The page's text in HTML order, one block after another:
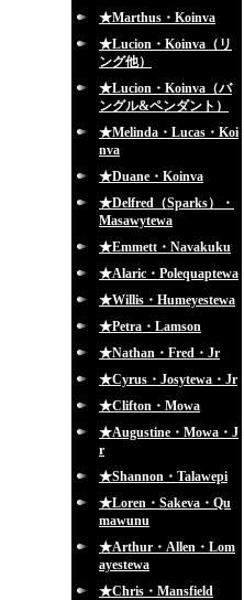
★Marthus・Koinva
★Lucion・Koinva（リ
ング他）
★Lucion・Koinva（バ
ングル&ペンダント）
★Melinda・Lucas・Koi
nva
★Duane・Koinva
★Delfred（Sparks）・
Masawytewa
★Emmett・Navakuku
★Alaric・Polequaptewa
★Willis・Humeyestewa
★Petra・Lamson
★Nathan・Fred・Jr
★Cyrus・Josytewa・Jr
★Clifton・Mowa
★Augustine・Mowa・J
r
★Shannon・Talawepi
★Loren・Sakeva・Qu
mawunu
★Arthur・Allen・Lom
ayestewa
★Chris・Mansfield